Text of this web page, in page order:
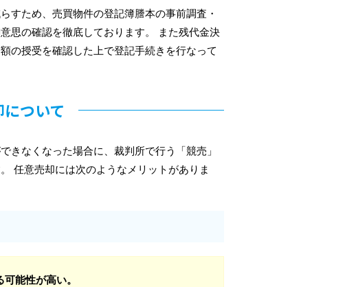
ため、売買物件の登記簿謄本の事前調査・
思の確認を徹底しております。 また残代金決
の授受を確認した上で登記手続きを行なって
ついて
なくなった場合に、裁判所で行う「競売」
任意売却には次のようなメリットがありま
能性が高い。